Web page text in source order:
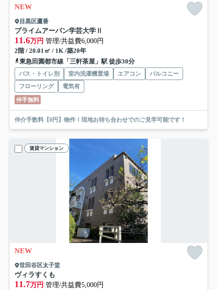
NEW
目黒区鷹番
プライムアーバン学芸大学Ⅱ
11.6万円 管理/共益費6,000円
2階 / 20.01㎡ / 1K /築20年
東急田園都市線「三軒茶屋」駅 徒歩30分
バス・トイレ別 室内洗濯機置場 エアコン
バルコニー
フローリング
電気有
仲手無料
仲介手数料【0円】物件！現地お待ち合わせでのご見学可能です！
賃貸マンション
NEW
世田谷区太子堂
ヴィラすくも
11.7万円 管理/共益費5,000円